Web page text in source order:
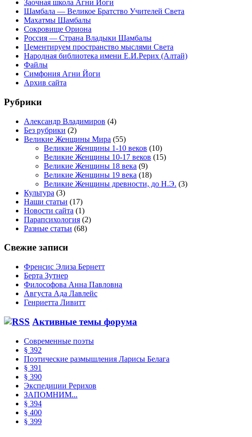
Заочная школа Агни Йоги
Шамбала — Великое Братство Учителей Света
Махатмы Шамбалы
Сокровище Ориона
Россия — Страна Владыки Шамбалы
Цементируем пространство мыслями Света
Народная библиотека имени Е.И.Рерих (Алтай)
Файлы
Симфония Агни Йоги
Архив сайта
Рубрики
Александр Владимиров (4)
Без рубрики (2)
Великие Женщины Мира (55)
Великие Женщины 1-10 веков (10)
Великие Женщины 10-17 веков (15)
Великие Женщины 18 века (9)
Великие Женщины 19 века (18)
Великие Женщины древности, до Н.Э. (3)
Культура (3)
Наши статьи (17)
Новости сайта (1)
Парапсихология (2)
Разные статьи (68)
Свежие записи
Френсис Элиза Бернетт
Берта Зутнер
Философова Анна Павловна
Августа Ада Лавлейс
Генриетта Ливитт
Активные темы форума
Современные поэты
§ 392
Поэтические размышления Ларисы Белага
§ 391
§ 390
Экспедиции Рерихов
ЗАПОМНИМ...
§ 394
§ 400
§ 399